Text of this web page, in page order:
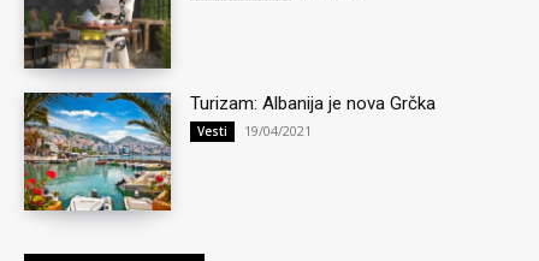
Turizam: Albanija je nova Grčka
Vesti 19/04/2021